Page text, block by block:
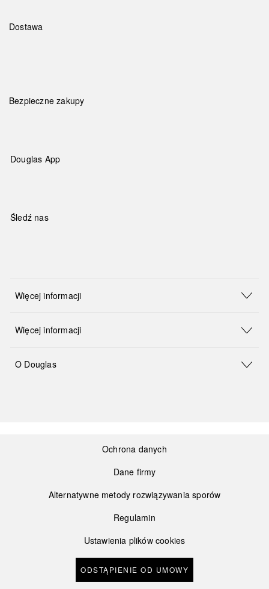
Dostawa
Bezpieczne zakupy
Douglas App
Śledź nas
Więcej informacji
Więcej informacji
O Douglas
Ochrona danych
Dane firmy
Alternatywne metody rozwiązywania sporów
Regulamin
Ustawienia plików cookies
ODSTĄPIENIE OD UMOWY